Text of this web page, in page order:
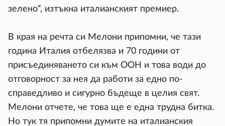
зелено“, изтъкна италианският премиер.
В края на речта си Мелони припомни, че тази
година Италия отбелязва и 70 години от
присъединяването си към ООН и това води до
отговорност за нея да работи за едно по-
справедливо и сигурно бъдеще в целия свят.
Мелони отчете, че това ще е една трудна битка.
Но тук тя припомни думите на италианския